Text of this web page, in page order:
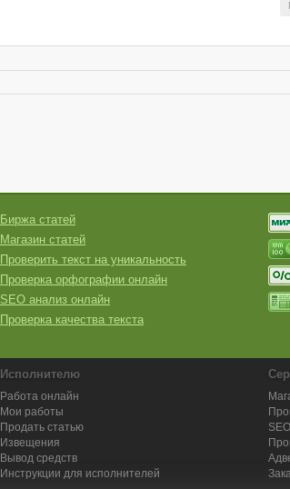
Биржа статей
Магазин статей
Проверить текст на уникальность
Проверка орфографии онлайн
SEO анализ онлайн
Проверка качества текста
Исполнителю
Работа онлайн
Мои работы
Продать статью
Извещения
Вывод средств
Инструкции для исполнителей